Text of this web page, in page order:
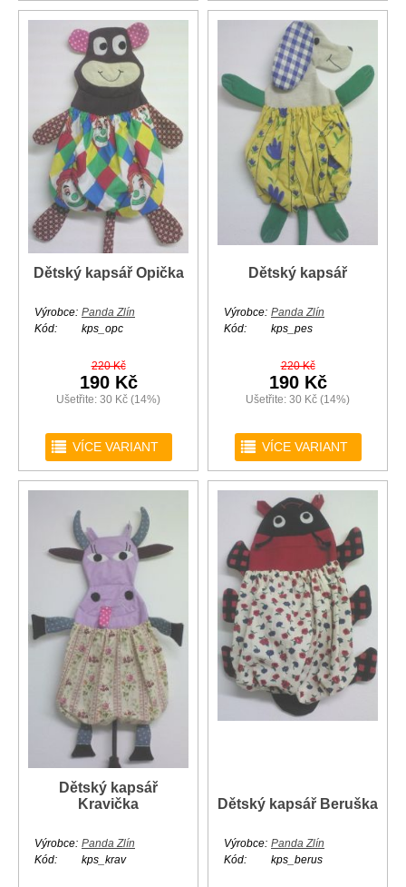
Dětský kapsář Opička
Výrobce: Panda Zlín
Kód:
kps_opc
220 Kč
190 Kč
Ušetřite: 30 Kč (14%)
r VÍCE VARIANT
Dětský kapsář
Výrobce: Panda Zlín
Kód:
kps_pes
220 Kč
190 Kč
Ušetřite: 30 Kč (14%)
r VÍCE VARIANT
Dětský kapsář
Kravička
Výrobce: Panda Zlín
Kód:
kps_krav
Dětský kapsář Beruška
Výrobce: Panda Zlín
Kód:
kps_berus